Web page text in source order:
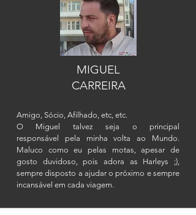
MIGUEL
CARREIRA
Amigo, Sócio, Afilhado, etc, etc.
O Miguel talvez seja o principal
responsável pela minha volta ao Mundo.
Maluco como eu pelas motas, apesar de
gosto duvidoso, pois adora as Harleys ;),
sempre disposto a ajudar o próximo e sempre
incansável em cada viagem.